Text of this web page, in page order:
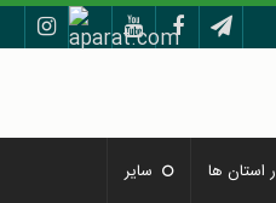
استان ها سایر